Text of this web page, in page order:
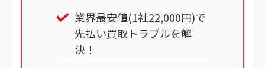
業界最安値(1社22,000円)で
先払い買取トラブルを解
決！